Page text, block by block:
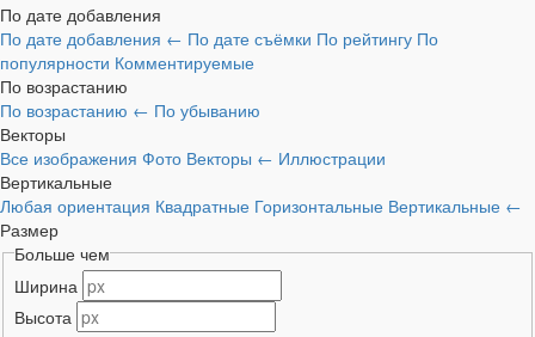
По дате добавления
По дате добавления ← По дате съёмки По рейтингу По
популярности Комментируемые
По возрастанию
По возрастанию ← По убыванию
Векторы
Все изображения Фото Векторы ← Иллюстрации
Вертикальные
Любая ориентация Квадратные Горизонтальные Вертикальные ←
Размер
Больше чем
Ширина
Высота